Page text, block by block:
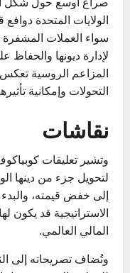
الولايات المتحدة
سواء العملات المشفرة
لإدارة ديونها والحفاظ
المزاعم الروسية
التحولات وإمكانية
نقاشات
وتشير تعليقات
لتحويل جزء من دينها
إلى خفض قيمته،
الاستراتيجية قد يكون
المالي العالمي.
وتُضاف تصريحاته إلى